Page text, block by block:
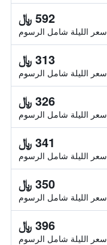
592 ﷼
سعر الليلة شامل الرسوم
313 ﷼
سعر الليلة شامل الرسوم
326 ﷼
سعر الليلة شامل الرسوم
341 ﷼
سعر الليلة شامل الرسوم
350 ﷼
سعر الليلة شامل الرسوم
396 ﷼
سعر الليلة شامل الرسوم